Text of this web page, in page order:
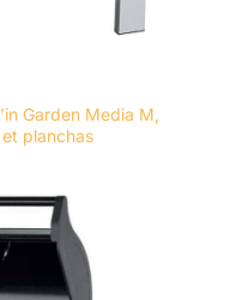
Garden Media M,
et planchas